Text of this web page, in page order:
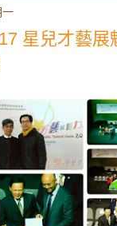
一
星兒才藝展